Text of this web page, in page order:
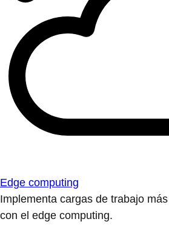
Edge computing
Implementa cargas de trabajo
con el edge computing.